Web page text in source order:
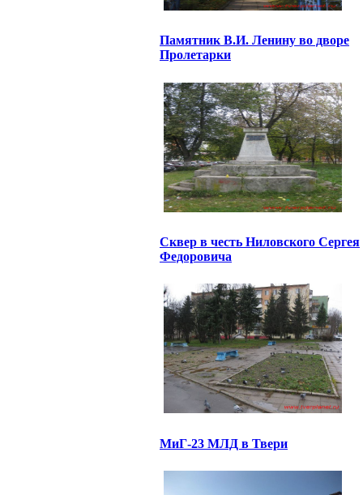
Памятник В.И. Ленину во дворе
Пролетарки
Сквер в честь Ниловского Сергея
Федоровича
МиГ-23 МЛД в Твери